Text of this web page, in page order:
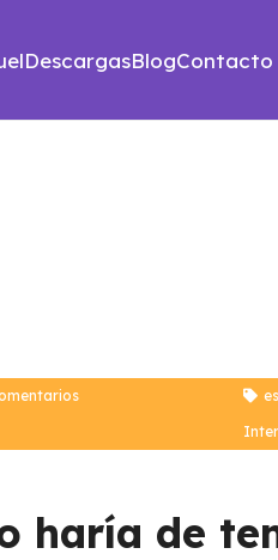
DescargasBlogContacto
haría de